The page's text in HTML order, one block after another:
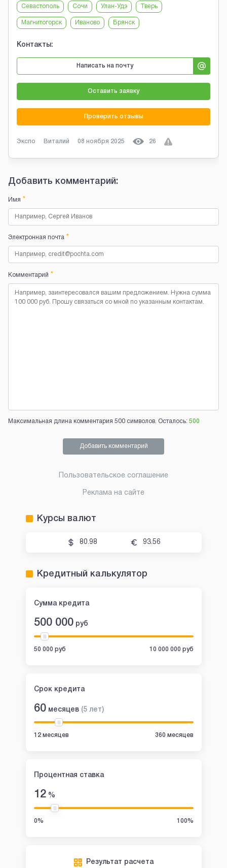
Севастополь Сочи Улан-Удэ Тверь
Магнитогорск Иваново Брянск
Контакты:
Написать на почту
Оставить заявку
Проверить отзывы
Экспо Виталий 08 ноября 2025 26
Добавить комментарий:
Имя *
Электронная почта *
Комментарий *
Максимальная длина комментария 500 символов. Осталось: 500
Добавить комментарий
Пользовательское соглашение
Реклама на сайте
Курсы валют
80.98 93.56
Кредитный калькулятор
Сумма кредита
500 000 руб
50 000 руб 10 000 000 руб
Срок кредита
60 месяцев (5 лет)
12 месяцев 360 месяцев
Процентная ставка
12%
0% 100%
Результат расчета